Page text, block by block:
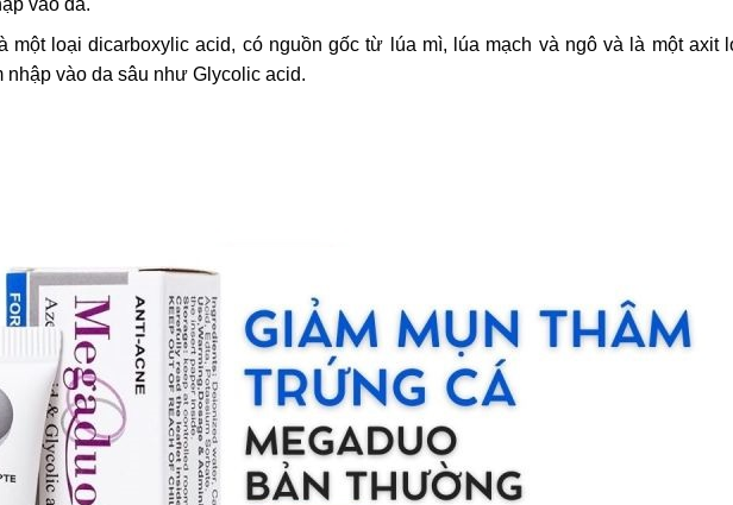
một loại dicarboxylic acid, có nguồn gốc từ lúa mì, lúa mạch và ngô và là một axit
nhập vào da sâu như Glycolic acid.